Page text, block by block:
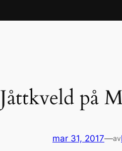
Jåttkveld på
mar 31, 2017—av